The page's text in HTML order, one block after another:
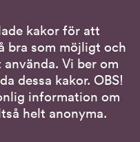
kakor för att
bra som möjligt och
Vi ber om
dessa kakor. OBS!
information om
helt anonyma.